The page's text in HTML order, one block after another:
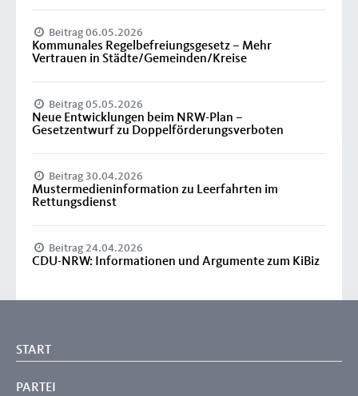
Beitrag 06.05.2026
Kommunales Regelbefreiungsgesetz – Mehr
Vertrauen in Städte/Gemeinden/Kreise
Beitrag 05.05.2026
Neue Entwicklungen beim NRW-Plan –
Gesetzentwurf zu Doppelförderungsverboten
Beitrag 30.04.2026
Mustermedieninformation zu Leerfahrten im
Rettungsdienst
Beitrag 24.04.2026
CDU-NRW: Informationen und Argumente zum KiBiz
START
PARTEI